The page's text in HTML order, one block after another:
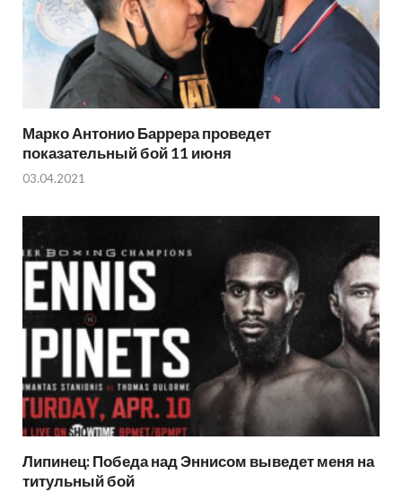
Марко Антонио Баррера проведет
показательный бой 11 июня
03.04.2021
Липинец: Победа над Эннисом выведет меня на
титульный бой